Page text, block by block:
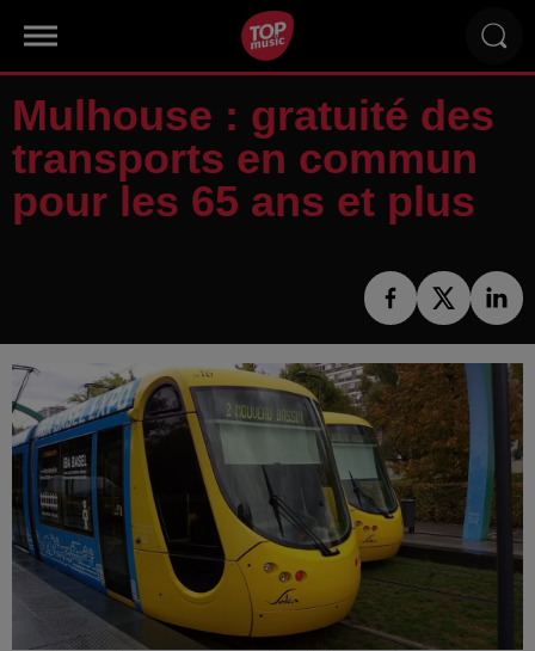
Mulhouse : gratuité des
transports en commun
pour les 65 ans et plus